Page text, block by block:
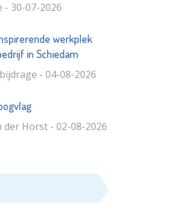
- 30-07-2026
werkplek
in Schiedam
- 04-08-2026
der Horst - 02-08-2026